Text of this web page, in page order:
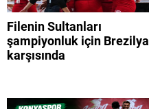
Filenin Sultanları
şampiyonluk için Brezilya
karşısında